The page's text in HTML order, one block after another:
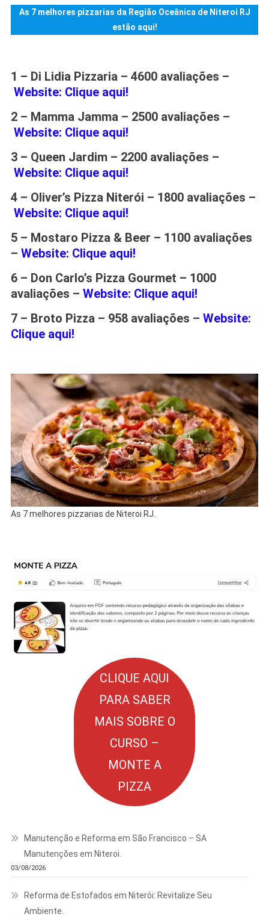
As 7 melhores pizzarias da Região Oceânica de Niteroi RJ
estão aqui!
1 – Di Lidia Pizzaria – 4600 avaliações –
Website: Clique aqui!
2 – Mamma Jamma – 2500 avaliações –
Website: Clique aqui!
3 – Queen Jardim – 2200 avaliações –
Website: Clique aqui!
4 – Oliver’s Pizza Niterói – 1800 avaliações –
Website: Clique aqui!
5 – Mostaro Pizza & Beer – 1100 avaliações
– Website: Clique aqui!
6 – Don Carlo’s Pizza Gourmet – 1000
avaliações – Website: Clique aqui!
7 – Broto Pizza – 958 avaliações – Website:
Clique aqui!
As 7 melhores pizzarias de Niteroi RJ.
CLIQUE AQUI
PARA SABER
MAIS SOBRE O
CURSO –
MONTE A
PIZZA
Manutenção e Reforma em São Francisco – SA
Manutenções em Niteroi.
03/08/2026
Reforma de Estofados em Niterói: Revitalize Seu
Ambiente.